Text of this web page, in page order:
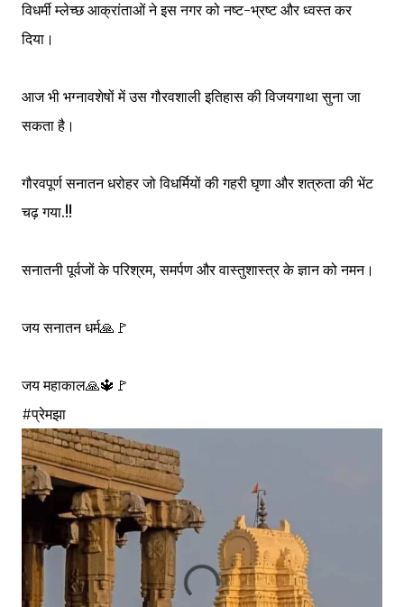
विधर्मी म्लेच्छ आक्रांताओं ने इस नगर को नष्ट-भ्रष्ट और ध्वस्त कर
दिया।
आज भी भग्नावशेषों में उस गौरवशाली इतिहास की विजयगाथा सुना जा
सकता है।
गौरवपूर्ण सनातन धरोहर जो विधर्मियों की गहरी घृणा और शत्रुता की भेंट
चढ़ गया.!!
सनातनी पूर्वजों के परिश्रम, समर्पण और वास्तुशास्त्र के ज्ञान को नमन।
जय सनातन धर्म🙏🚩
जय महाकाल🙏🔱🚩
#प्रेमझा